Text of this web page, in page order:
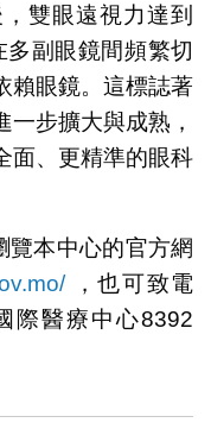
雙眼遠視力達到
副眼鏡間頻繁切
賴眼鏡。這標誌著
步擴大與成熟，
面、更精準的眼科
覽本中心的官方網
，也可致電
際醫療中心8392